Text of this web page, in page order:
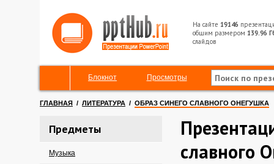
На сайте 19146
общим размером 139.96
слайдов
Блокнот Просмотры
ГЛАВНАЯ / ЛИТЕРАТУРА / ОБРАЗ СИНЕГО СЛАВНОГО ОНЕГУШКА
Предметы
Музыка
славного